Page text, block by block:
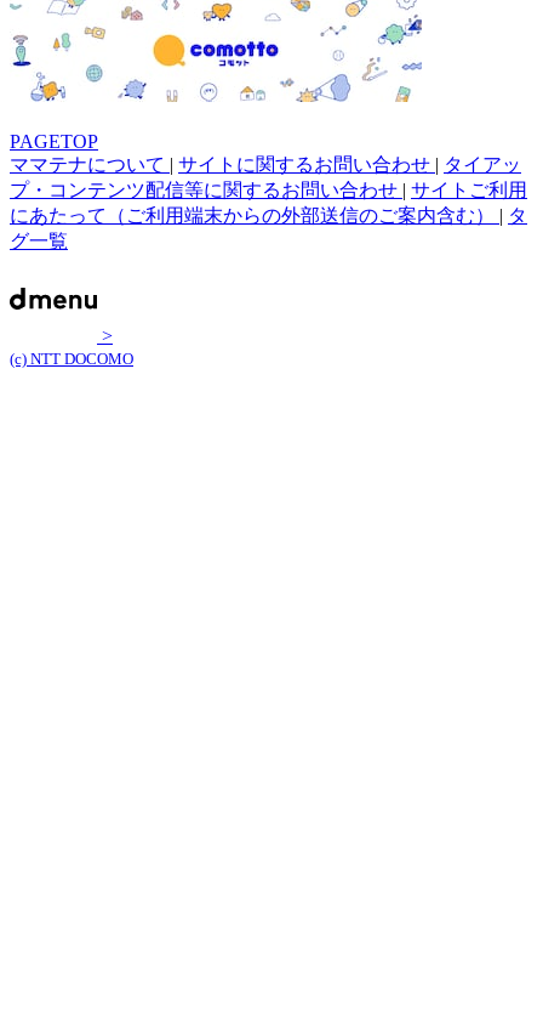
PAGETOP
ママテナについて | サイトに関するお問い合わせ | タイアッ
プ・コンテンツ配信等に関するお問い合わせ | サイトご利用
にあたって（ご利用端末からの外部送信のご案内含む） | タ
グ一覧
>
(c) NTT DOCOMO